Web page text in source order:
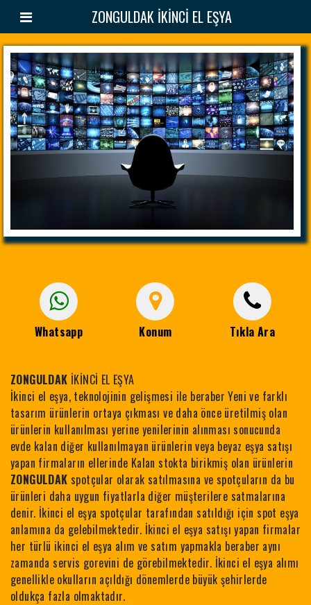
ZONGULDAK İKİNCİ EL EŞYA
Whatsapp Konum Tıkla Ara
ZONGULDAK İKİNCİ EL EŞYA
İkinci el eşya, teknolojinin gelişmesi ile beraber Yeni ve farklı
tasarım ürünlerin ortaya çıkması ve daha önce üretilmiş olan
ürünlerin kullanılması yerine yenilerinin alınması sonucunda
evde kalan diğer kullanılmayan ürünlerin veya beyaz eşya satışı
yapan firmaların ellerinde Kalan stokta birikmiş olan ürünlerin
ZONGULDAK spotçular olarak satılmasına ve spotçuların da bu
ürünleri daha uygun fiyatlarla diğer müşterilere satmalarına
denir. İkinci el eşya spotçular tarafından satıldığı için spot eşya
anlamına da gelebilmektedir. İkinci el eşya satışı yapan firmalar
her türlü ikinci el eşya alım ve satım yapmakla beraber aynı
zamanda servis gorevini de görebilmektedir. İkinci el eşya alımı
genellikle okulların açıldığı dönemlerde büyük şehirlerde
oldukça fazla olmaktadır.